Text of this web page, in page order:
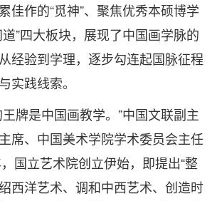
佳作的“觅神”、聚焦优秀本硕博学
”四大板块，展现了中国画学脉的
经验到学理，逐步勾连起国脉征程
实践线索。
牌是中国画教学。”中国文联副主
席、中国美术学院学术委员会主任
国立艺术院创立伊始，即提出“整
西洋艺术、调和中西艺术、创造时